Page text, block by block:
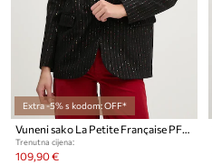
Extra -5% s kodom: OFF*
Vuneni sako La Petite Française PFVERITABLE
Trenutna cijena:
109,90 €